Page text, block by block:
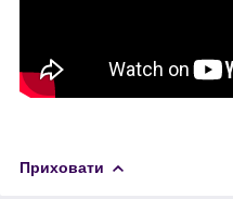
Приховати